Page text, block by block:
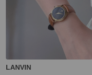
LANVIN